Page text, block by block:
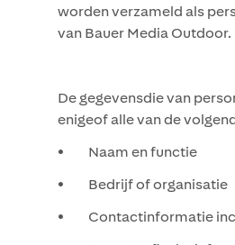
worden verzameld als
van Bauer Media Outdoor.
De gegevensdie van
enigeof alle van de
• Naam en functie
• Bedrijf of organisatie
• Contactinformatie